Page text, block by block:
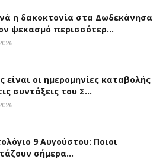
η δακοκτονία στα Δωδεκάνησα
ψεκασμό περισσότερ…
είναι οι ημερομηνίες καταβολής
συντάξεις του Σ…
9 Αυγούστου: Ποιοι
σήμερα…